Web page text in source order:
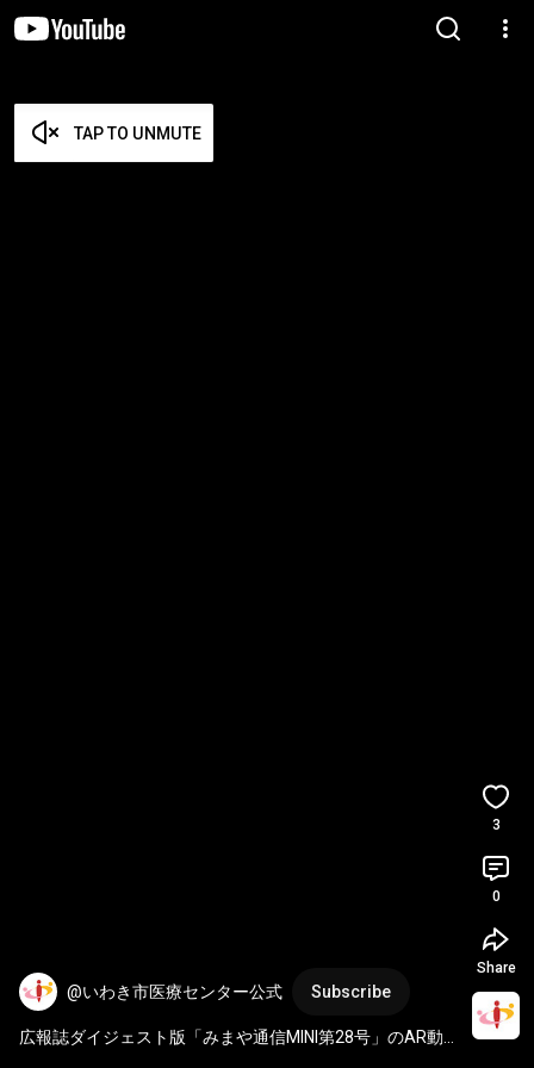
TAP TO UNMUTE
@いわき市医療センター公式 Subscribe
広報誌ダイジェスト版「みまや通信MINI第28号」のAR動
3
0
Share